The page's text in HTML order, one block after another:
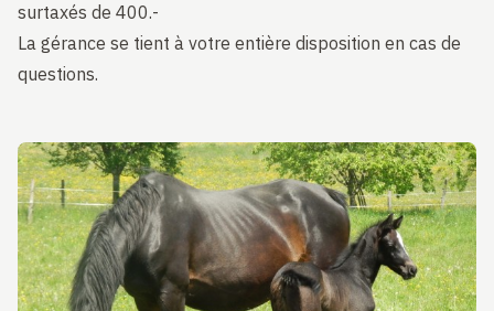
surtaxés de 400.-
La gérance se tient à votre entière disposition en cas de
questions.